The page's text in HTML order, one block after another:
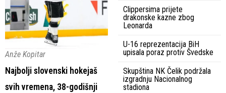
Anže Kopitar
Najbolji slovenski hokejaš
svih vremena, 38-godišnji
Clippersima prijete
drakonske kazne zbog
Leonarda
U-16 reprezentacija BiH
upisala poraz protiv Švedske
Skupština NK Čelik podržala
izgradnju Nacionalnog
stadiona